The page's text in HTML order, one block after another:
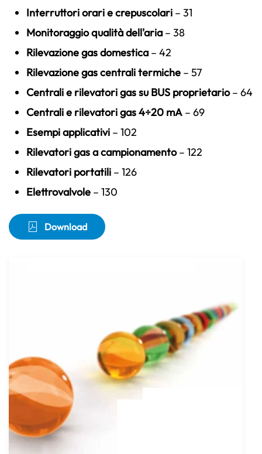
Interruttori orari e crepuscolari – 31
Monitoraggio qualità dell'aria – 38
Rilevazione gas domestica – 42
Rilevazione gas centrali termiche – 57
Centrali e rilevatori gas su BUS proprietario– 64
Centrali e rilevatori gas 4÷20 mA – 69
Esempi applicativi – 102
Rilevatori gas a campionamento– 122
Rilevatori portatili – 126
Elettrovalvole – 130
Download